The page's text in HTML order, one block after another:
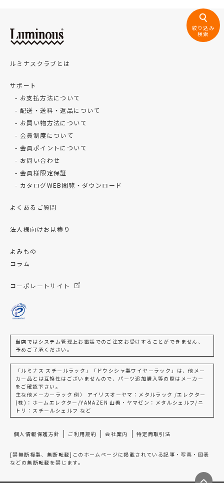
絞り込み
検索
ルミナスクラブとは
サポート
お支払方法について
配送・送料・返品について
お買い物方法について
会員制度について
会員ポイントについて
お問い合わせ
会員様限定保証
カタログWEB閲覧・ダウンロード
よくあるご質問
法人様向けお見積り
よみもの
コラム
コーポレートサイト
当店ではシステム管理上お電話でのご注文お受けすることができません、
予めご了承ください。
「ルミナス スチールラック」「ドウシシャ製ワイヤーラック」は、他メー
カー品とは互換性はございませんので、パーツ追加購入等の際はメーカー
をご確認下さい。
主な他メーカーラック 例） アイリスオーヤマ：メタルラック /エレクター
(株)：ホームエレクター/YAMAZEN 山善・ヤマゼン：メタルシェルフ/ニ
トリ：スチールシェルフ など
個人情報保護方針 ご利用規約 会社案内 特定商取引法
[禁無断複製、無断転載]このホームページに掲載されている記事・写真・図表
などの無断転載を禁じます。